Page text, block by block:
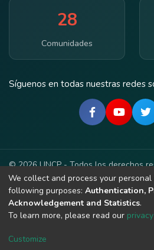
28
Comunidades
Síguenos en todas nuestras redes
© 2026 UNCP - Todos los derechos
Términos de Uso Política de
Contacto
We collect and process your
following purposes: Authentication,
Acknowledgement and Statistics.
To learn more, please read our
Customize